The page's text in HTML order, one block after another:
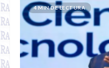
4 MIN DE LECTURA